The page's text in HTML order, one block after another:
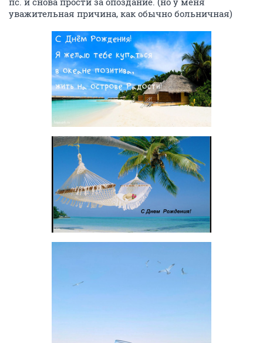
уважительная причина, как обычно больничная)